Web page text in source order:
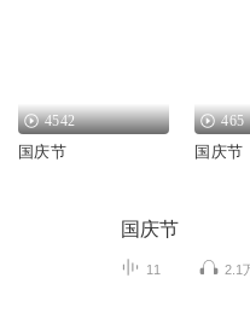
4542
国庆节
465
国庆节
国庆节
11 2.1